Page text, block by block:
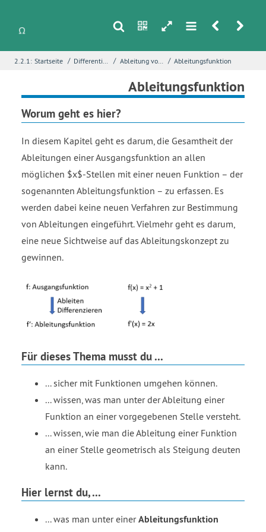
s n h m r u
2.2.1: Startseite / Differentialrechnung / Ableitung von Funktionen / Ableitungsfunktion
Ableitungsfunktion
Worum geht es hier?
In diesem Kapitel geht es darum, die Gesamtheit der
Ableitungen einer Ausgangsfunktion an allen
möglichen $x$-Stellen mit einer neuen Funktion – der
sogenannten Ableitungsfunktion – zu erfassen. Es
werden dabei keine neuen Verfahren zur Bestimmung
von Ableitungen eingeführt. Vielmehr geht es darum,
eine neue Sichtweise auf das Ableitungskonzept zu
gewinnen.
Für dieses Thema musst du ...
... sicher mit Funktionen umgehen können.
... wissen, was man unter der Ableitung einer
Funktion an einer vorgegebenen Stelle versteht.
... wissen, wie man die Ableitung einer Funktion
an einer Stelle geometrisch als Steigung deuten
kann.
Hier lernst du, ...
... was man unter einerAbleitungsfunktion
Seite*
Fehlerbeschreibung*